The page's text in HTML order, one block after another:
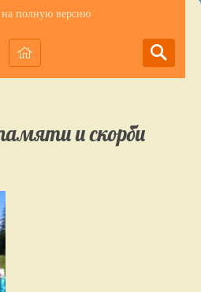
полную версию
и скорби